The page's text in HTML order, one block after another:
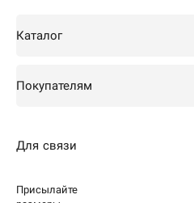
Каталог
Покупателям
Для связи
Присылайте